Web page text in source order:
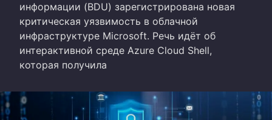
информации (BDU) зарегистрирована новая
критическая уязвимость в облачной
инфраструктуре Microsoft. Речь идёт об
интерактивной среде Azure Cloud Shell,
которая получила